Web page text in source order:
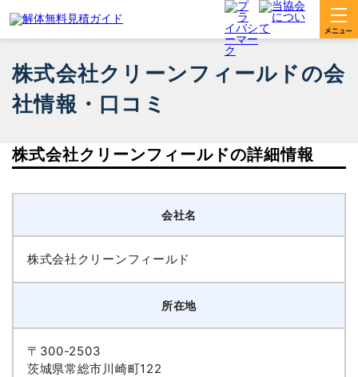
株式会社クリーンフィールドの会
社情報・口コミ
株式会社クリーンフィールドの詳細情報
会社名
株式会社クリーンフィールド
所在地
〒300-2503
茨城県常総市川崎町122